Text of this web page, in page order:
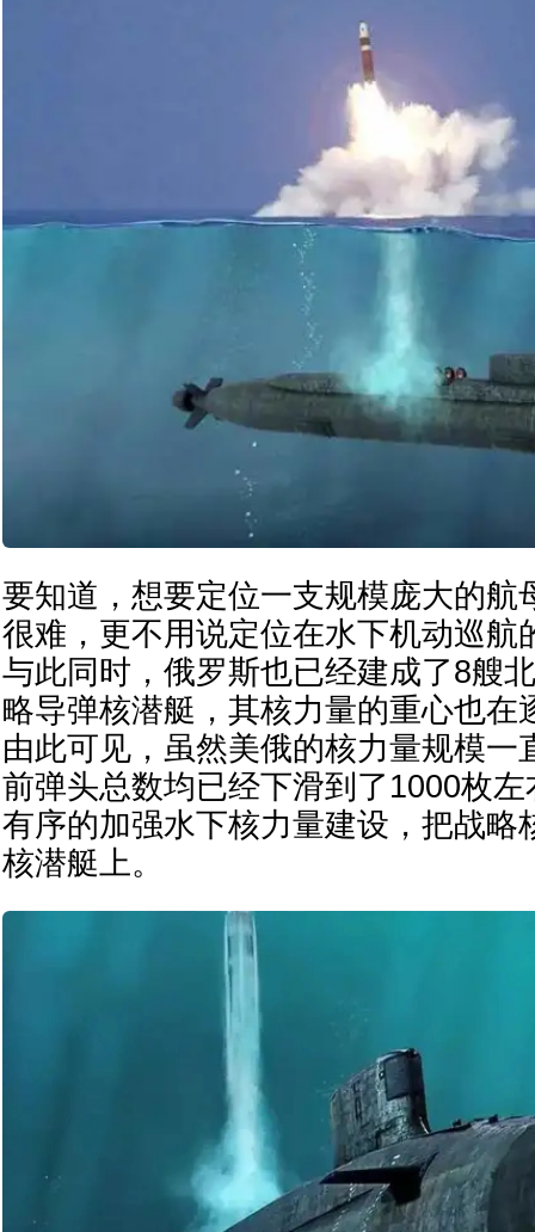
要知道，想要定位一支规模庞大的航
很难，更不用说定位在水下机动巡航
与此同时，俄罗斯也已经建成了8艘
略导弹核潜艇，其核力量的重心也在
由此可见，虽然美俄的核力量规模一
前弹头总数均已经下滑到了1000枚
有序的加强水下核力量建设，把战略
核潜艇上。